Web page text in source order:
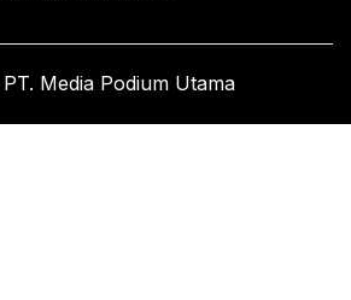
Media Podium Utama